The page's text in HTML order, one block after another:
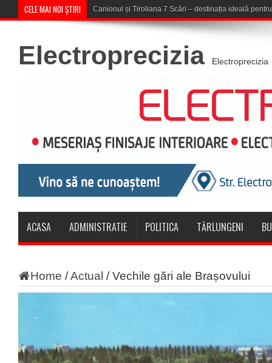
CELE MAI NOI ȘTIRI Concert în aer liber la Komeea Café
Electroprecizia Electroprecizia
ACASA ADMINISTRATIE POLITICA TĂRLUNGENI
Home /Actual /Vechile gări ale Brașovului